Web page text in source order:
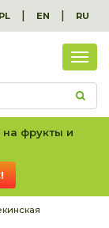
PL | EN | RU
вес
фрукты и